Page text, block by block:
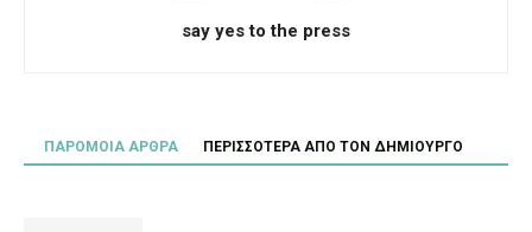
say yes to the press
ΠΑΡΟΜΟΙΑ ΑΡΘΡΑ ΠΕΡΙΣΣΟΤΕΡΑ ΑΠΟ ΤΟΝ ΔΗΜΙΟΥΡΓΟ